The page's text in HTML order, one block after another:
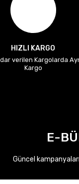
HIZLI KARGO
verilen Kargolarda
Kargo
E-
Güncel